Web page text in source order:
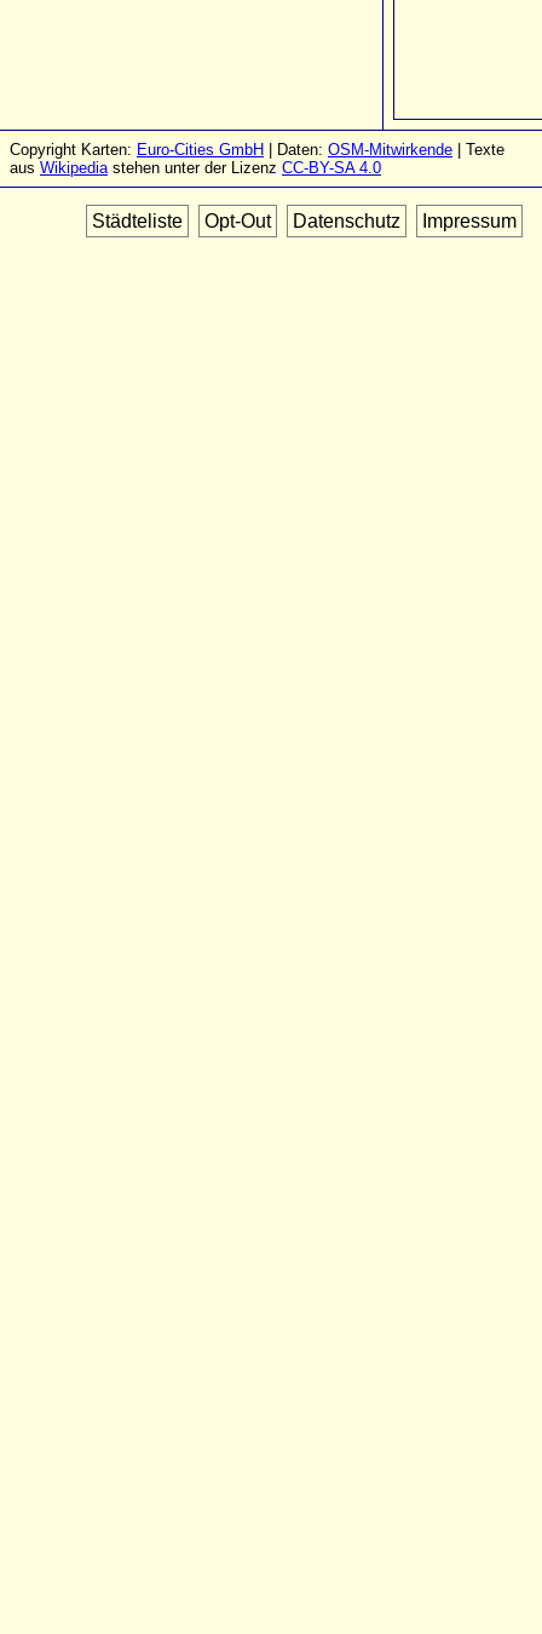
Copyright Karten: Euro-Cities GmbH | Daten: OSM-Mitwirkende | Texte
aus Wikipediastehen unter der Lizenz CC-BY-SA 4.0
Städteliste Opt-Out Datenschutz Impressum